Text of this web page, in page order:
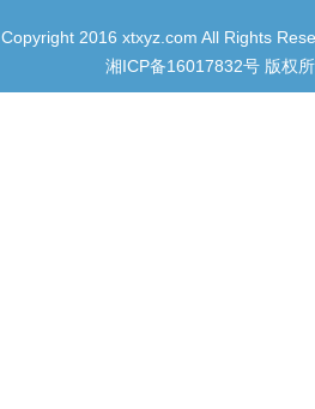
Copyright 2016 xtxyz.com All Rights
湘ICP备16017832号 版权